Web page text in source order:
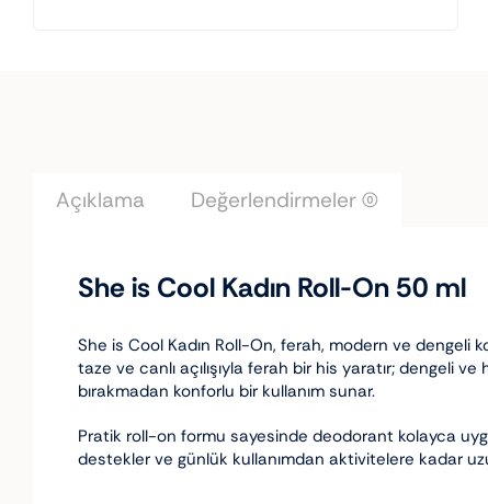
Açıklama Değerlendirmeler (0)
She is Cool Kadın Roll-On 50 ml
She is Cool Kadın Roll-On, ferah, modern ve
taze ve canlı açılışıyla ferah bir his yaratır; dengeli
bırakmadan konforlu bir kullanım sunar.
Pratik roll-on formu sayesinde deodorant kolayca
destekler ve günlük kullanımdan aktivitelere kadar